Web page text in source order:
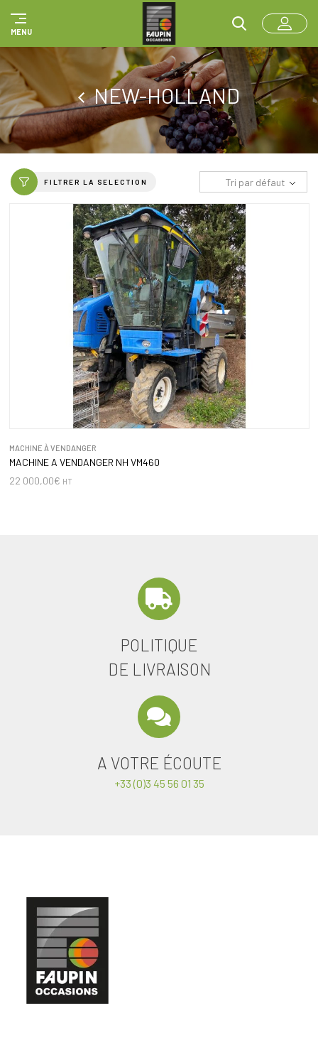
MENU
NEW-HOLLAND
FILTRER LA SELECTION Tri par défaut
MACHINE À VENDANGER
MACHINE A VENDANGER NH VM460
22 000,00€ HT
POLITIQUE
DE LIVRAISON
A VOTRE ÉCOUTE
+33 (0)3 45 56 01 35
Panneau de gestion des cookies